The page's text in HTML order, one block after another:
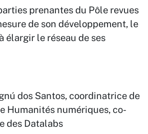
prenantes du Pôle revues
de son développement, le
élargir le réseau de ses
dos Santos, coordinatrice de
Humanités numériques, co-
des Datalabs